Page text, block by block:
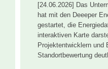
[24.06.2026] Das
hat mit den Deeeper
gestartet, die
interaktiven Karte
Projektentwicklern und
Standortbewertung